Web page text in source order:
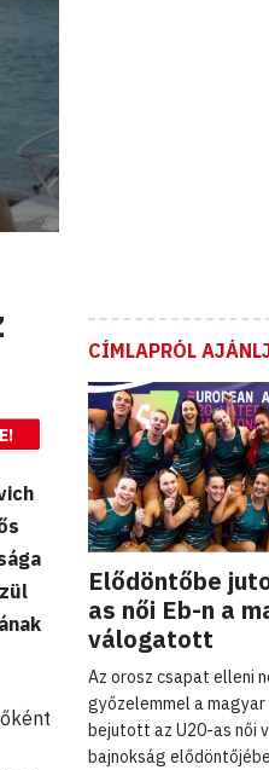
CÍMLAPRÓL
Elődöntőbe
as női Eb-n a
válogatott
Az orosz csapat elleni
győzelemmel a
bejutott az U20-as női
bajnokság